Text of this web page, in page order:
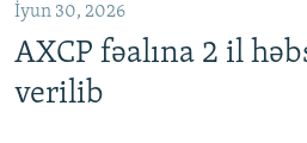
İyun 30, 2026
AXCP fəalına 2 il
verilib